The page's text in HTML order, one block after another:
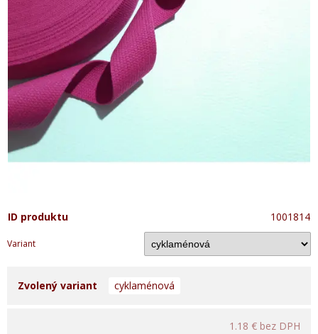
ID produktu 1001814
Variant
Zvolený variant cyklaménová
1.18 € bez DPH